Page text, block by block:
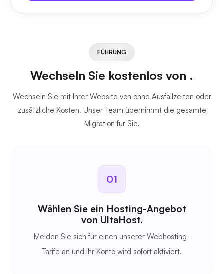
FÜHRUNG
Wechseln Sie kostenlos von .
Wechseln Sie mit Ihrer Website von ohne Ausfallzeiten oder
zusätzliche Kosten. Unser Team übernimmt die gesamte
Migration für Sie.
01
Wählen Sie ein Hosting-Angebot
von UltaHost.
Melden Sie sich für einen unserer Webhosting-
Tarife an und Ihr Konto wird sofort aktiviert.